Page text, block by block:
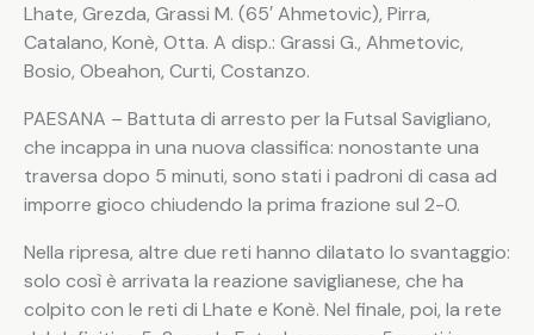
Lhate, Grezda, Grassi M. (65′ Ahmetovic), Pirra,
Catalano, Konè, Otta. A disp.: Grassi G., Ahmetovic,
Bosio, Obeahon, Curti, Costanzo.
PAESANA – Battuta di arresto per la Futsal Savigliano,
che incappa in una nuova classifica: nonostante una
traversa dopo 5 minuti, sono stati i padroni di casa ad
imporre gioco chiudendo la prima frazione sul 2-0.
Nella ripresa, altre due reti hanno dilatato lo svantaggio:
solo così è arrivata la reazione saviglianese, che ha
colpito con le reti di Lhate e Konè. Nel finale, poi, la rete